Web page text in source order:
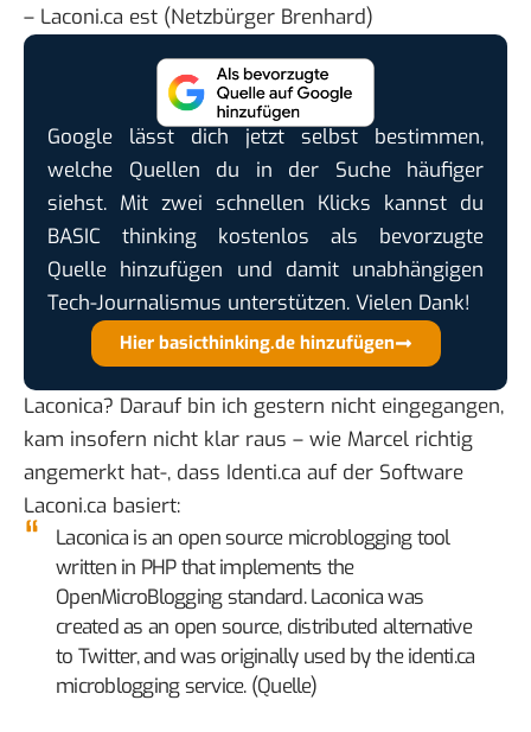
– Laconi.ca est (Netzbürger Brenhard)
Google lässt dich jetzt selbst bestimmen,
welche Quellen du in der Suche häufiger
siehst. Mit zwei schnellen Klicks kannst du
BASIC thinking kostenlos als bevorzugte
Quelle hinzufügen und damit unabhängigen
Tech-Journalismus unterstützen. Vielen Dank!
Hier basicthinking.de hinzufügen
Laconica? Darauf bin ich gestern nicht eingegangen,
kam insofern nicht klar raus – wie Marcel richtig
angemerkt hat-, dass Identi.ca auf der Software
Laconi.ca basiert:
Laconica is an open source microblogging tool
written in PHP that implements the
OpenMicroBlogging standard. Laconica was
created as an open source, distributed alternative
to Twitter, and was originally used by the identi.ca
microblogging service. (Quelle)